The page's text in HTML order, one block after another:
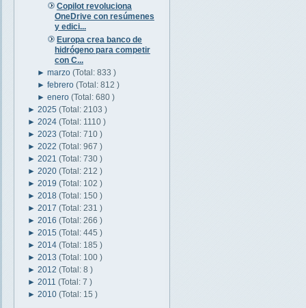
Copilot revoluciona
OneDrive con resúmenes
y edici...
Europa crea banco de
hidrógeno para competir
con C...
►marzo(Total: 833 )
►febrero(Total: 812 )
►enero(Total: 680 )
► 2025 (Total: 2103 )
► 2024 (Total: 1110 )
► 2023 (Total: 710 )
► 2022 (Total: 967 )
► 2021 (Total: 730 )
► 2020 (Total: 212 )
► 2019 (Total: 102 )
► 2018 (Total: 150 )
► 2017 (Total: 231 )
► 2016 (Total: 266 )
► 2015 (Total: 445 )
► 2014 (Total: 185 )
► 2013 (Total: 100 )
► 2012 (Total: 8 )
► 2011 (Total: 7 )
► 2010 (Total: 15 )